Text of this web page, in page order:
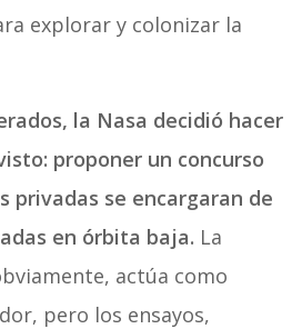
explorar y colonizar la
la Nasa decidió hacer
proponer un concurso
privadas se encargaran de
en órbita baja. La
actúa como
pero los ensayos,